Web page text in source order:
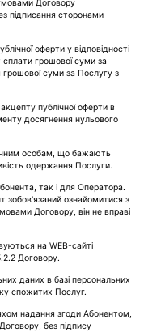
Договору
підписання сторонами
оферти у відповідності
грошової суми за
суми за Послугу з
публічної оферти в
досягнення нульового
особам, що бажають
одержання Послуги.
так і для Оператора.
ознайомитися з
Договору, він не вправі
на WEB-сайті
Договору.
даних в базі персональних
спожитих Послуг.
надання згоди Абонентом,
без підпису